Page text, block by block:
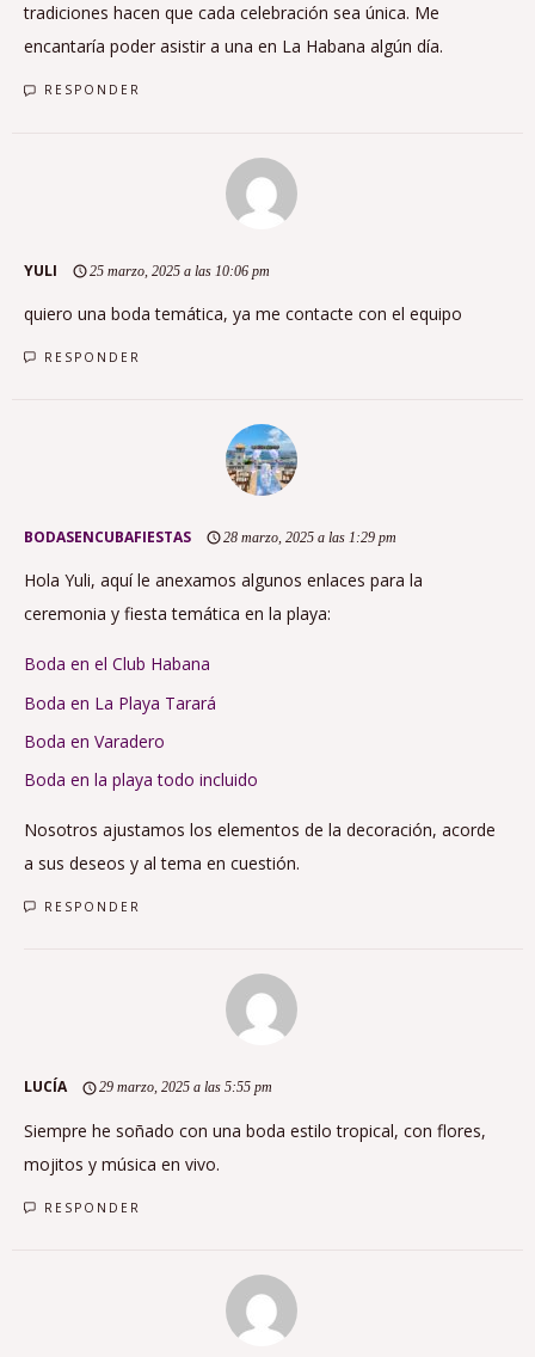
tradiciones hacen que cada celebración sea única. Me
encantaría poder asistir a una en La Habana algún día.
RESPONDER
YULI 25 marzo, 2025 a las 10:06 pm
quiero una boda temática, ya me contacte con el equipo
RESPONDER
BODASENCUBAFIESTAS 28 marzo, 2025 a las 1:29 pm
Hola Yuli, aquí le anexamos algunos enlaces para la
ceremonia y fiesta temática en la playa:
Boda en el Club Habana
Boda en La Playa Tarará
Boda en Varadero
Boda en la playa todo incluido
Nosotros ajustamos los elementos de la decoración, acorde
a sus deseos y al tema en cuestión.
RESPONDER
LUCÍA 29 marzo, 2025 a las 5:55 pm
Siempre he soñado con una boda estilo tropical, con flores,
mojitos y música en vivo.
RESPONDER